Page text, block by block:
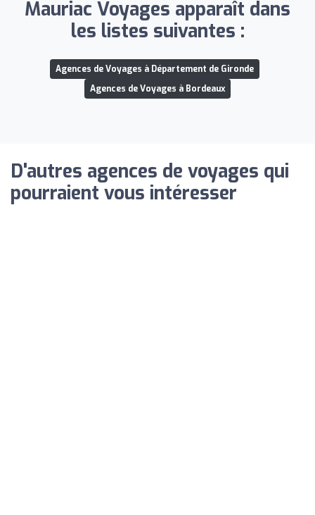
Mauriac Voyages apparaît dans
les listes suivantes :
Agences de Voyages à Département de Gironde
Agences de Voyages à Bordeaux
D'autres agences de voyages qui
pourraient vous intéresser